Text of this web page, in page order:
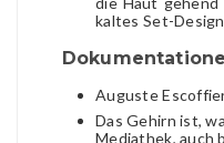
kaltes Set-
Auguste
Das Gehirn ist,
Mediathek, auch